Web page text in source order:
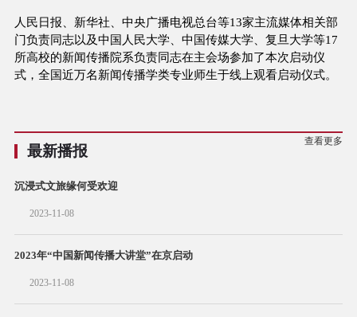
人民日报、新华社、中央广播电视总台等13家主流媒体相关部
门负责同志以及中国人民大学、中国传媒大学、复旦大学等17
所高校的新闻传播院系负责同志在主会场参加了本次启动仪
式，全国近万名新闻传播学类专业师生于线上观看启动仪式。
最新播报
查看更多
沉浸式文旅缘何受欢迎
2023-11-08
2023年“中国新闻传播大讲堂”在京启动
2023-11-08